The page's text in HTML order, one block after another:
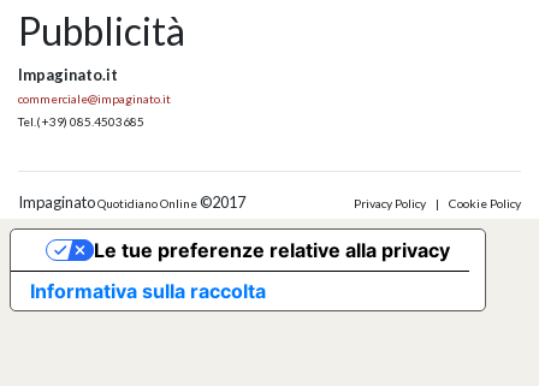
Pubblicità
Impaginato.it
commerciale@impaginato.it
Tel. (+39) 085.4503685
ImpaginatoQuotidiano Online©2017 Privacy Policy | Cookie Policy
Informativa sulla raccolta
Le tue preferenze relative alla privacy